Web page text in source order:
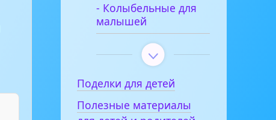
- Колыбельные для
малышей
Поделки для детей
Полезные материалы